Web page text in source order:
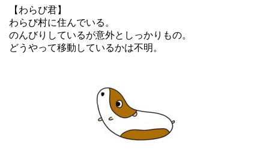
【わらび君】
わらび村に住んでいる。
のんびりしているが意外としっかりもの。
どうやって移動しているかは不明。